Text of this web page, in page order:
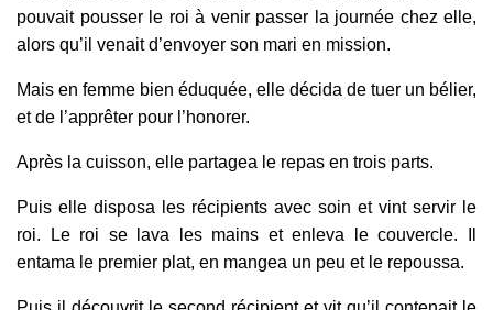
pouvait pousser le roi à venir passer la journée chez elle,
alors qu’il venait d’envoyer son mari en mission.
Mais en femme bien éduquée, elle décida de tuer un bélier,
et de l’apprêter pour l’honorer.
Après la cuisson, elle partagea le repas en trois parts.
Puis elle disposa les récipients avec soin et vint servir le
roi. Le roi se lava les mains et enleva le couvercle. Il
entama le premier plat, en mangea un peu et le repoussa.